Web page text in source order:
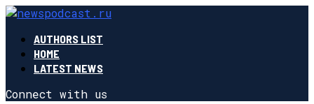
AUTHORS LIST
HOME
LATEST NEWS
Connect with us